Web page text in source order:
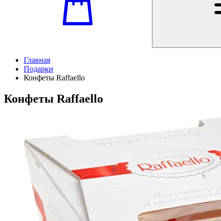
Главная
Подарки
Конфеты Raffaello
Конфеты Raffaello